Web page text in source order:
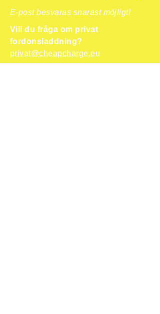
E-post besvaras snarast möjligt!
Vill du fråga om privat
fordonsladdning?
privat@cheapcharge.eu